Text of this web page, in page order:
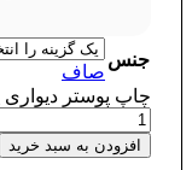
جنس
صاف
چاپ پوستر دیواری پشت
افزودن به سبد خرید